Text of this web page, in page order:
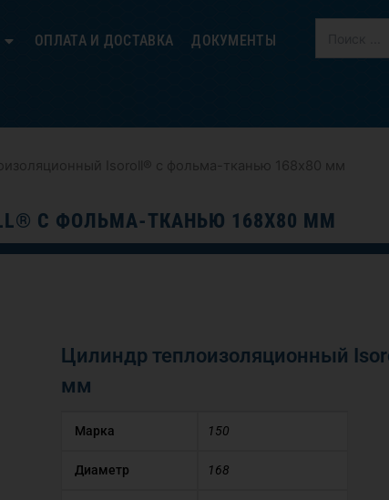
ОПЛАТА И ДОСТАВКА ДОКУМЕНТЫ
Isoroll® с фольма-тканью 168х80 мм
С ФОЛЬМА-ТКАНЬЮ 168Х80 ММ
Цилиндр теплоизоляционный
мм
Марка 150
Диаметр 168